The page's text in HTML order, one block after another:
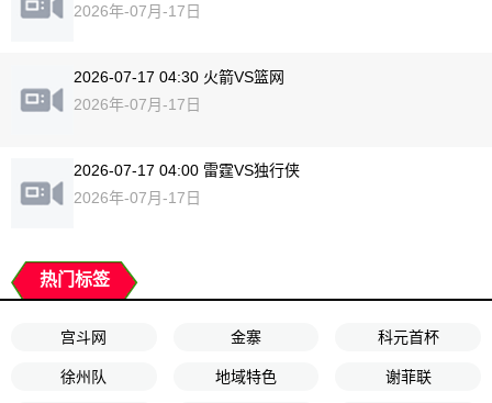
2026年-07月-17日
2026-07-17 04:30 火箭VS篮网
2026年-07月-17日
2026-07-17 04:00 雷霆VS独行侠
2026年-07月-17日
热门标签
宫斗网 金寨 科元首杯
徐州队 地域特色 谢菲联